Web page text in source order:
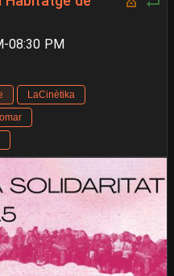
08:30 PM
LaCinètika